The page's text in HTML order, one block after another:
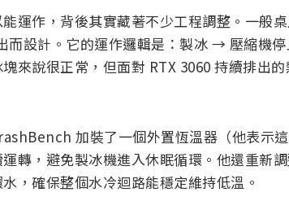
運作，背後其實藏著不少工程調整。一般
而設計。它的運作邏輯是：製冰 → 壓縮機
來說很正常，但面對 RTX 3060 持續排出
加裝了一個外置恆溫器（他表示
轉，避免製冰機進入休眠循環。他還重新
，確保整個水冷迴路能穩定維持低溫。